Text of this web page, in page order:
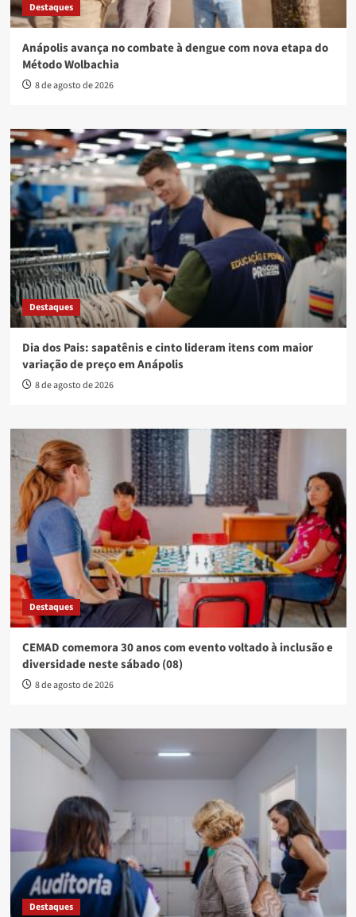
Destaques
Anápolis avança no combate à dengue com nova etapa do
Método Wolbachia
8 de agosto de 2026
Destaques
Dia dos Pais: sapatênis e cinto lideram itens com maior
variação de preço em Anápolis
8 de agosto de 2026
Destaques
CEMAD comemora 30 anos com evento voltado à inclusão e
diversidade neste sábado (08)
8 de agosto de 2026
Destaques